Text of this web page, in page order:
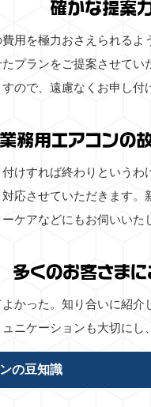
確かな提案
用を極力おさえられる
プランをご提案させて
ので、遠慮なくお申し付
業務用エアコンの
けすれば終わりという
応させていただきます
ケアなどにもお伺いい
多くのお客さま
よかった。知り合いに紹
ニケーションも大切に
の豆知識